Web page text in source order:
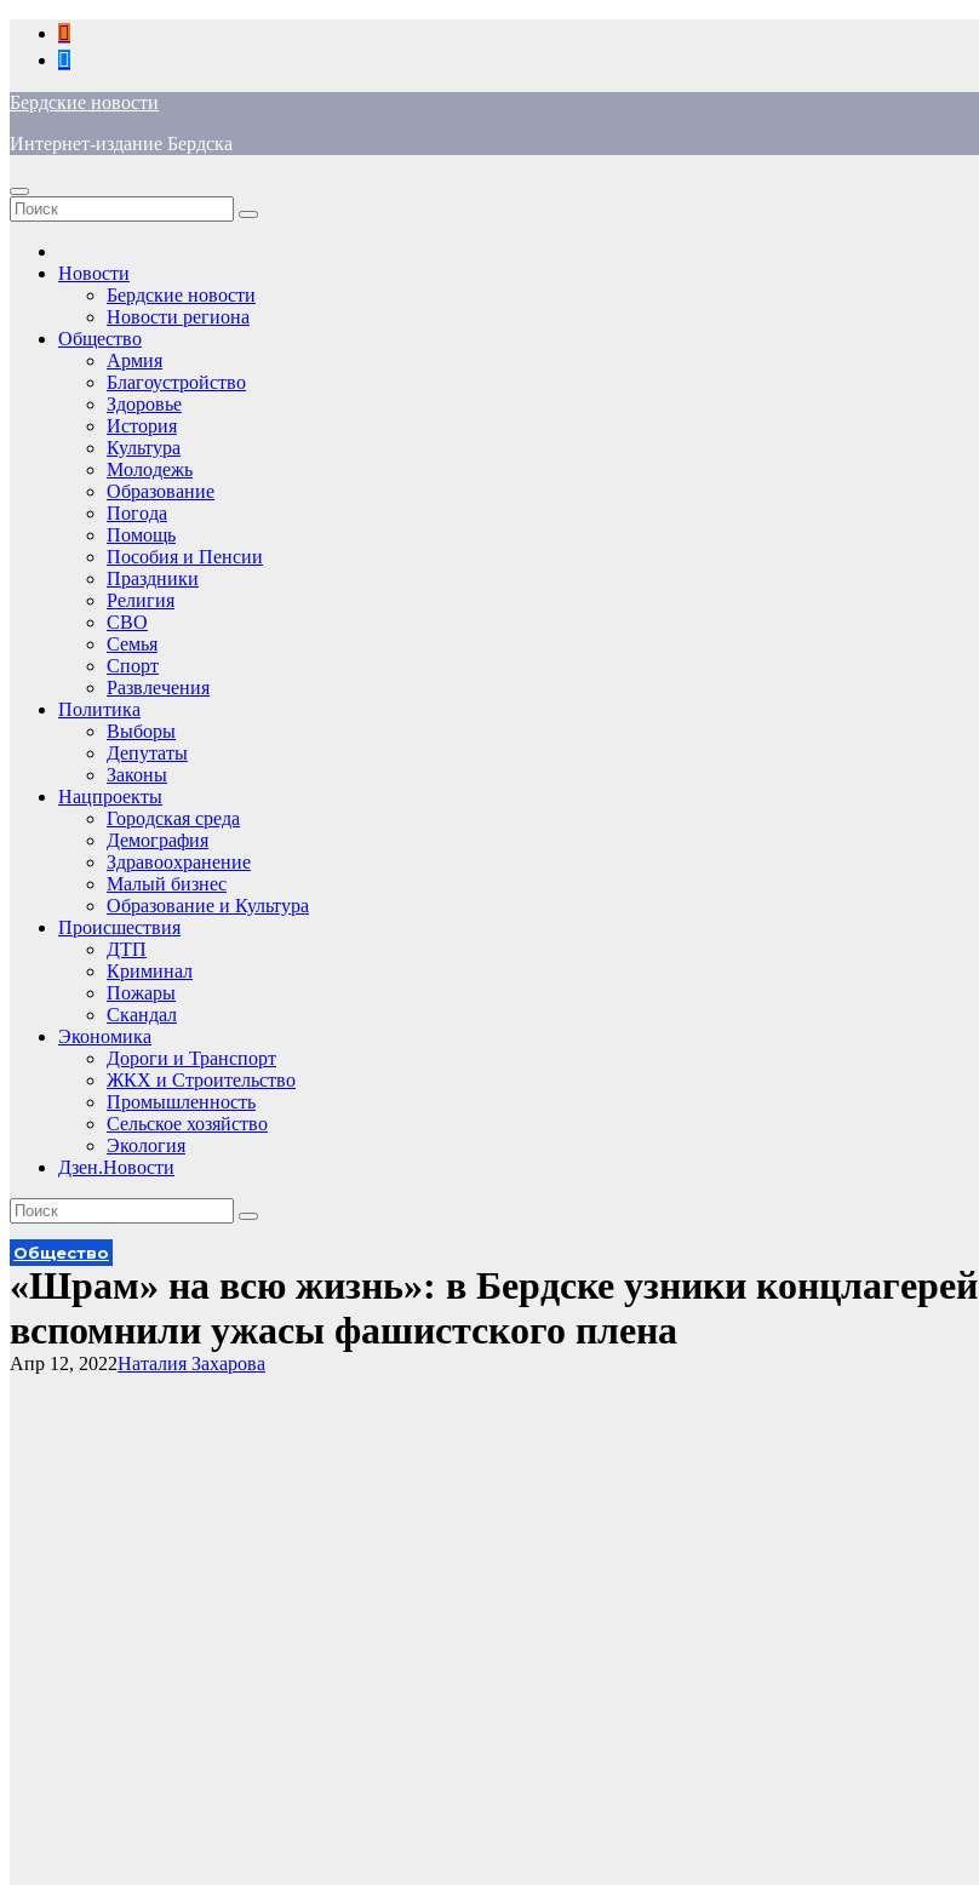
Перейти
содержимому
Бердские новости
Интернет-издание Бердска
Новости
Бердские новости
Новости региона
Общество
Армия
Благоустройство
Здоровье
История
Культура
Молодежь
Образование
Погода
Помощь
Пособия и Пенсии
Праздники
Религия
СВО
Семья
Спорт
Развлечения
Политика
Выборы
Депутаты
Законы
Нацпроекты
Городская среда
Демография
Здравоохранение
Малый бизнес
Образование и Культура
Происшествия
ДТП
Криминал
Пожары
Скандал
Экономика
Дороги и Транспорт
ЖКХ и Строительство
Промышленность
Сельское хозяйство
Экология
Дзен.Новости
Общество
«Шрам» на всю жизнь»: в Бердске узники концлагерей
вспомнили ужасы фашистского плена
Наталия Захарова
Апр 12, 2022